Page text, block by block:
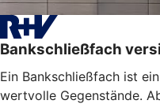
Bankschließfach
Ein Bankschließfach ist
wertvolle Gegenstände.